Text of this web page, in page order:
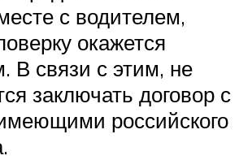
с водителем,
окажется
В связи с этим, не
заключать договор с
российского